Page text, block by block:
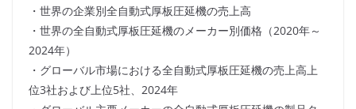
・世界の企業別全自動式厚板圧延機の売上高
・世界の全自動式厚板圧延機のメーカー別価格（2020年～
2024年）
・グローバル市場における全自動式厚板圧延機の売上高上
位3社および上位5社、2024年